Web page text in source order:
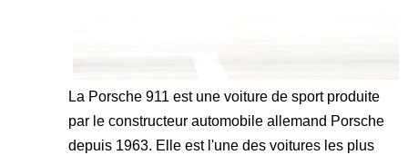
La Porsche 911 est une voiture de sport produite
par le constructeur automobile allemand Porsche
depuis 1963. Elle est l'une des voitures les plus